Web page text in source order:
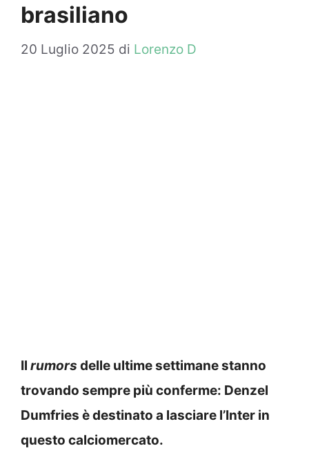
brasiliano
20 Luglio 2025 di Lorenzo D
Il rumors delle ultime settimane stanno
trovando sempre più conferme: Denzel
Dumfries è destinato a lasciare l’Inter in
questo calciomercato.